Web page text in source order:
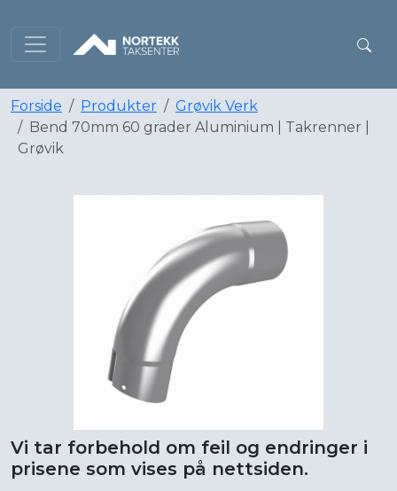
Forside Produkter
Grøvik Verk
Bend 70mm 60 grader Aluminium | Takrenner |
Grøvik
Vi tar forbehold om feil og endringer i
prisene som vises på nettsiden.